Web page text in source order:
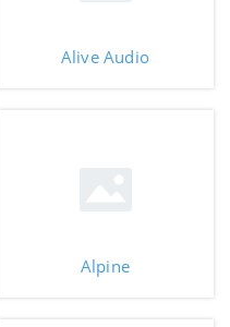
Alive Audio
Alpine